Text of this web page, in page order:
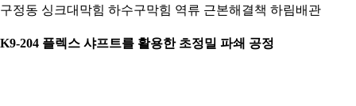
정동 싱크대막힘 하수구막힘 역류 근본해결책 하림배관
204 플렉스 샤프트를 활용한 초정밀 파쇄 공정